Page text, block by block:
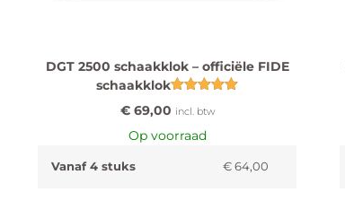
DGT 2500 schaakklok – officiële FIDE
schaakklok
5.00
uit 5
€69,00 incl. btw
Op voorraad
Vanaf 4 stuks €64,00